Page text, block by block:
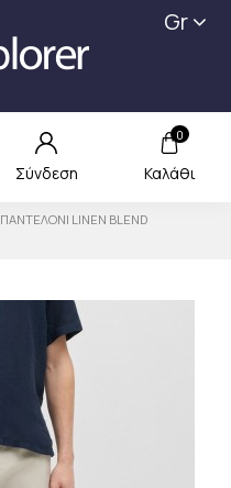
Gr
Σύνδεση
0
Καλάθι
ΠΑΝΤΕΛΟΝΙ LINEN BLEND